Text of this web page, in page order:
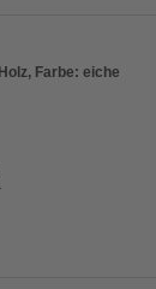
Farbe: eiche